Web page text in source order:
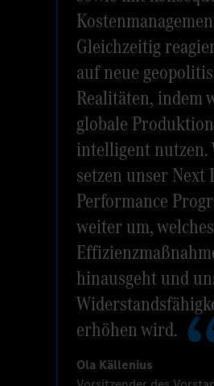
Gleichzeitig
auf neue
Realitäten, indem
globale
intelligent nutzen.
setzen unser Next
Performance
weiter um,
hinausgeht und
erhöhen wird.
Ola Källenius